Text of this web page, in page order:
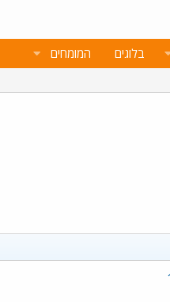
בלוגים המומחים